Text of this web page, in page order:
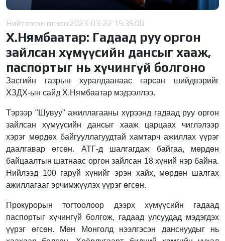
Нийтлэсэн огноо:2023-03-22 15:35:00
Х.Нямбаатар: Гадаад руу оргон
зайлсан хүмүүсийн дансыг хааж,
паспортыг нь хүчингүй болгоно
Засгийн газрын хуралдаанаас гарсан шийдвэрийг
ХЗДХ-ын сайд Х.Нямбаатар мэдээллээ.
Тэрээр "Шувуу" ажиллагааны хүрээнд гадаад руу оргон
зайлсан хүмүүсийн дансыг хааж царцаах чиглэлээр
хэрэг мөрдөх байгууллагуудтай хамтарч ажиллах үүрэг
даалгавар өгсөн. АТГ-д шалгагдаж байгаа, мөрдөн
байцаалтын шатнаас оргон зайлсан 18 хүний нэр байна.
Нийлээд 100 гаруй хүнийг эрэн хайх, мөрдөн шалгах
ажиллагааг эрчимжүүлэх үүрэг өгсөн.
Прокурорын тогтоолоор дээрх хүмүүсийн гадаад
паспортыг хүчингүй болгож, гадаад улсуудад мэдэгдэх
үүрэг өгсөн. Мөн Монголд нээлгэсэн данснуудыг нь